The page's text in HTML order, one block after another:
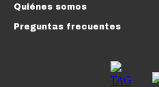
Quiénes somos
Preguntas frecuentes